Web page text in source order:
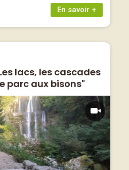
En savoir +
lacs, les cascades
parc aux bisons"